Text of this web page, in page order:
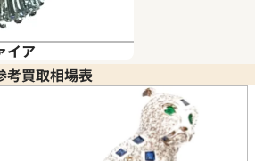
イア
考買取相場表